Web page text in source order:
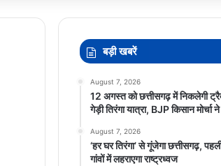
बड़ी खबरें
August 7, 2026
12 अगस्त को छत्तीसगढ़ में निकलेगी
गेड़ी तिरंगा यात्रा, BJP किसान मोर्चा
August 7, 2026
‘हर घर तिरंगा’ से गूंजेगा छत्तीसगढ़,
गांवों में लहराएगा राष्ट्रध्वज